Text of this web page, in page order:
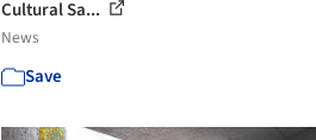
Cultural Sa...
News
Save